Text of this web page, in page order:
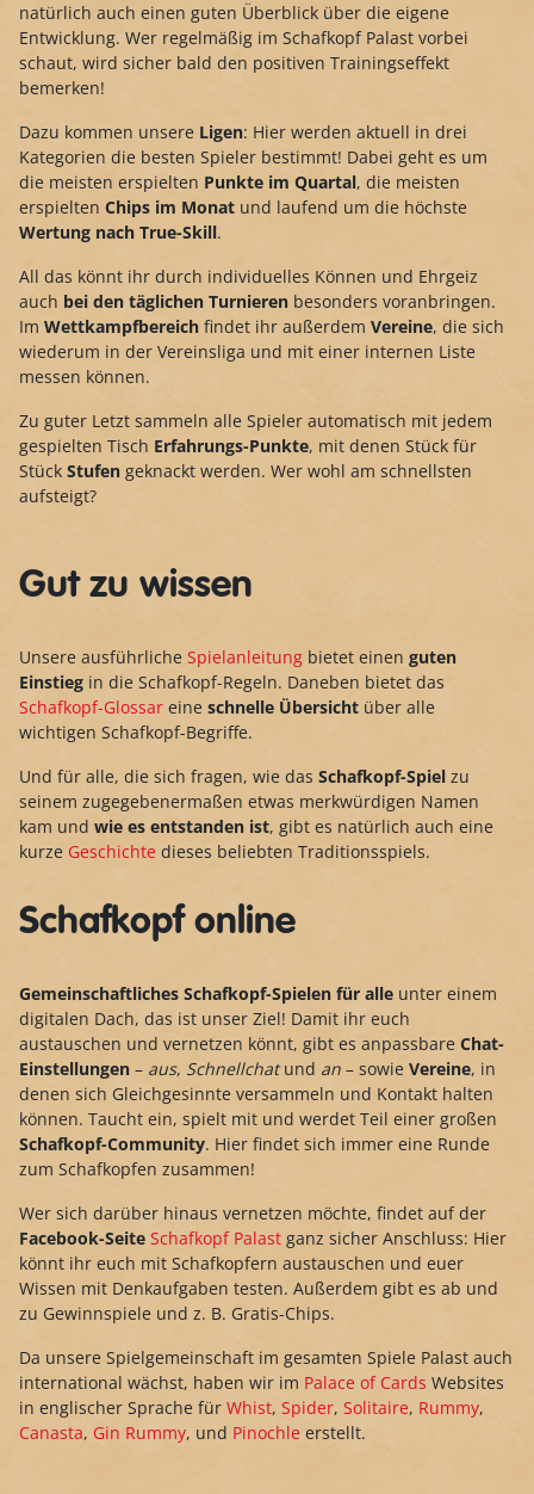
natürlich auch einen guten Überblick über die eigene
Entwicklung. Wer regelmäßig im Schafkopf Palast vorbei
schaut, wird sicher bald den positiven Trainingseffekt
bemerken!
Dazu kommen unsere Ligen: Hier werden aktuell in drei
Kategorien die besten Spieler bestimmt! Dabei geht es um
die meisten erspielten Punkte im Quartal, die meisten
erspielten Chips im Monat und laufend um die höchste
Wertung nach True-Skill.
All das könnt ihr durch individuelles Können und Ehrgeiz
auch bei den täglichen Turnieren besonders voranbringen.
Im Wettkampfbereich findet ihr außerdem Vereine, die sich
wiederum in der Vereinsliga und mit einer internen Liste
messen können.
Zu guter Letzt sammeln alle Spieler automatisch mit jedem
gespielten Tisch Erfahrungs-Punkte, mit denen Stück für
Stück Stufen geknackt werden. Wer wohl am schnellsten
aufsteigt?
Gut zu wissen
Unsere ausführliche Spielanleitung bietet einen guten
Einstieg in die Schafkopf-Regeln. Daneben bietet das
Schafkopf-Glossar eine schnelle Übersicht über alle
wichtigen Schafkopf-Begriffe.
Und für alle, die sich fragen, wie das Schafkopf-Spiel zu
seinem zugegebenermaßen etwas merkwürdigen Namen
kam und wie es entstanden ist, gibt es natürlich auch eine
kurze Geschichte dieses beliebten Traditionsspiels.
Schafkopf online
Gemeinschaftliches Schafkopf-Spielen für alle unter einem
digitalen Dach, das ist unser Ziel! Damit ihr euch
austauschen und vernetzen könnt, gibt es anpassbare Chat-
Einstellungen – aus, Schnellchatund an – sowie Vereine, in
denen sich Gleichgesinnte versammeln und Kontakt halten
können. Taucht ein, spielt mit und werdet Teil einer großen
Schafkopf-Community. Hier findet sich immer eine Runde
zum Schafkopfen zusammen!
Wer sich darüber hinaus vernetzen möchte, findet auf der
Facebook-Seite Schafkopf Palast ganz sicher Anschluss: Hier
könnt ihr euch mit Schafkopfern austauschen und euer
Wissen mit Denkaufgaben testen. Außerdem gibt es ab und
zu Gewinnspiele und z. B. Gratis-Chips.
Da unsere Spielgemeinschaft im gesamten Spiele Palast auch
international wächst, haben wir im Palace of Cards Websites
in englischer Sprache für Whist, Spider, Solitaire, Rummy,
Canasta, Gin Rummy, und Pinochle erstellt.